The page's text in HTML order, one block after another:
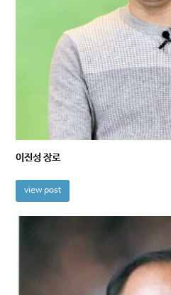
이진성 장로
view post